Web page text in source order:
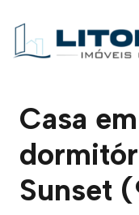
Casa
Sunset